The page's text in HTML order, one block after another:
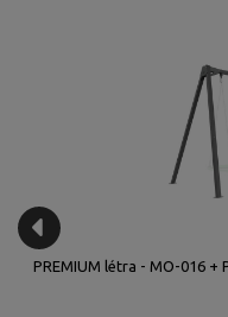
PREMIUM létra - MO-016 +